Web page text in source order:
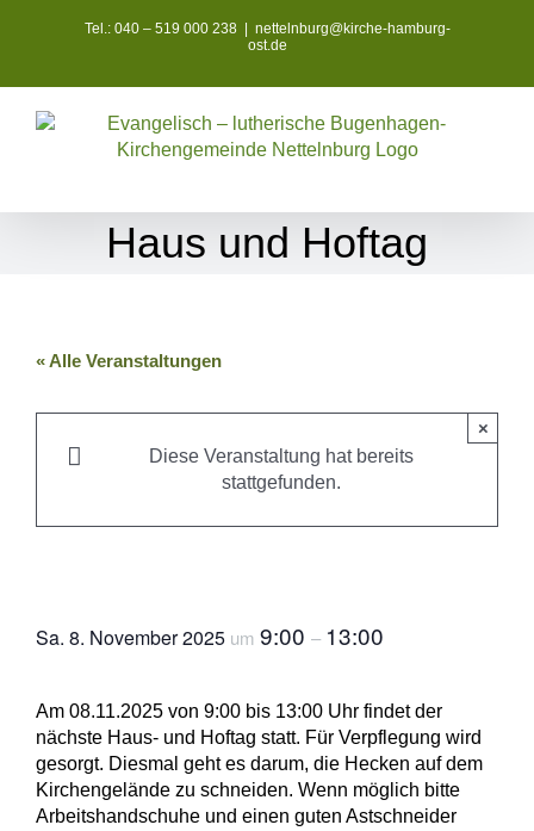
Tel.: 040 – 519 000 238
nettelnburg@kirche-hamburg-
ost.de
Haus und Hoftag
« Alle Veranstaltungen
Diese Veranstaltung hat bereits
stattgefunden.
×
Sa. 8. November 2025 um 9:00 – 13:00
Am 08.11.2025 von 9:00 bis 13:00 Uhr findet der
nächste Haus- und Hoftag statt. Für Verpflegung wird
gesorgt. Diesmal geht es darum, die Hecken auf dem
Kirchengelände zu schneiden. Wenn möglich bitte
Arbeitshandschuhe und einen guten Astschneider